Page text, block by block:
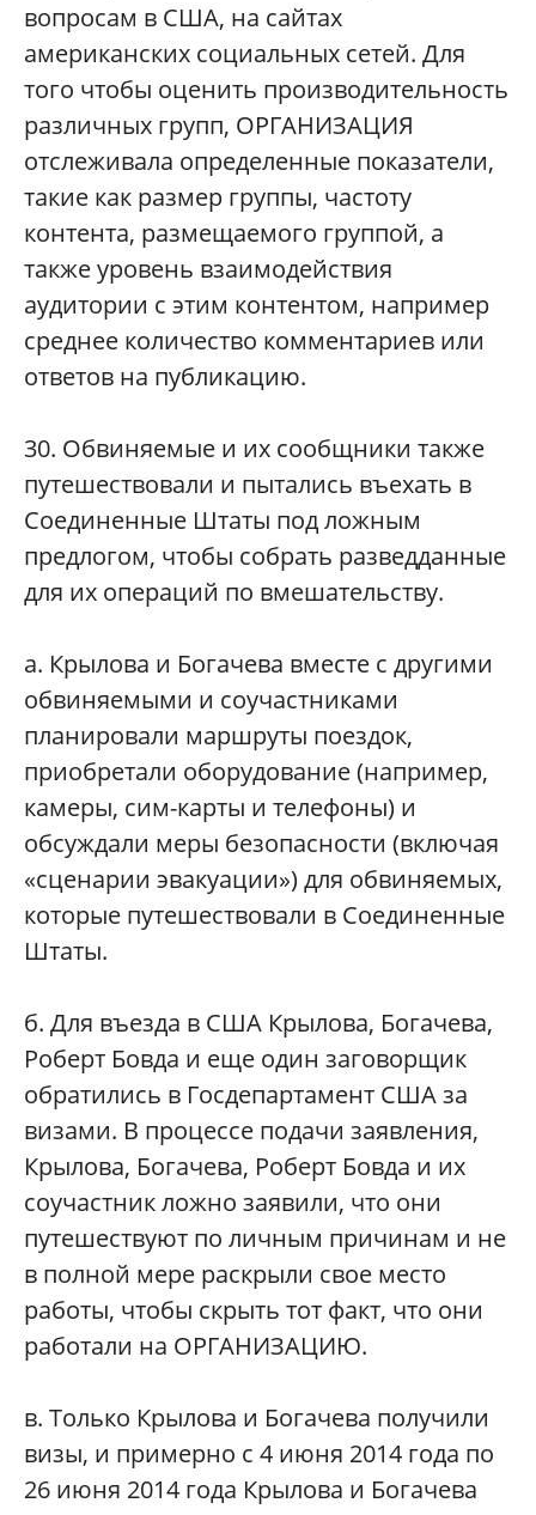
вопросам в США, на сайтах
американских социальных сетей. Для
того чтобы оценить производительность
различных групп, ОРГАНИЗАЦИЯ
отслеживала определенные показатели,
такие как размер группы, частоту
контента, размещаемого группой, а
также уровень взаимодействия
аудитории с этим контентом, например
среднее количество комментариев или
ответов на публикацию.
30. Обвиняемые и их сообщники также
путешествовали и пытались въехать в
Соединенные Штаты под ложным
предлогом, чтобы собрать разведданные
для их операций по вмешательству.
а. Крылова и Богачева вместе с другими
обвиняемыми и соучастниками
планировали маршруты поездок,
приобретали оборудование (например,
камеры, сим-карты и телефоны) и
обсуждали меры безопасности (включая
«сценарии эвакуации») для обвиняемых,
которые путешествовали в Соединенные
Штаты.
б. Для въезда в США Крылова, Богачева,
Роберт Бовда и еще один заговорщик
обратились в Госдепартамент США за
визами. В процессе подачи заявления,
Крылова, Богачева, Роберт Бовда и их
соучастник ложно заявили, что они
путешествуют по личным причинам и не
в полной мере раскрыли свое место
работы, чтобы скрыть тот факт, что они
работали на ОРГАНИЗАЦИЮ.
в. Только Крылова и Богачева получили
визы, и примерно с 4 июня 2014 года по
26 июня 2014 года Крылова и Богачева